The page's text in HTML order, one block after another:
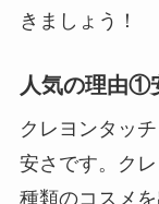
きましょう！
人気の理由①
クレヨンタッ
安さです。ク
種類のコスメ